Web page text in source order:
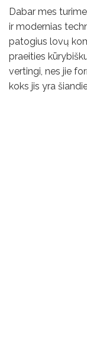
Dabar mes
ir modernias
patogius lovų
praeities
vertingi, nes jie
koks jis yra